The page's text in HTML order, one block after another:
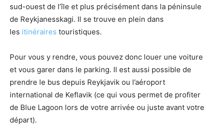
sud-ouest de l’île et plus précisément dans la péninsule
de Reykjanesskagi. Il se trouve en plein dans
les itinéraires touristiques.
Pour vous y rendre, vous pouvez donc louer une voiture
et vous garer dans le parking. Il est aussi possible de
prendre le bus depuis Reykjavik ou l’aéroport
international de Keflavik (ce qui vous permet de profiter
de Blue Lagoon lors de votre arrivée ou juste avant votre
départ).